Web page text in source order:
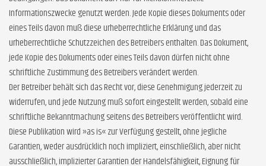
Informationszwecke genutzt werden. Jede Kopie dieses Dokuments oder
eines Teils davon muß diese urheberrechtliche Erklärung und das
urheberrechtliche Schutzzeichen des Betreibers enthalten. Das Dokument,
jede Kopie des Dokuments oder eines Teils davon dürfen nicht ohne
schriftliche Zustimmung des Betreibers verändert werden.
Der Betreiber behält sich das Recht vor, diese Genehmigung jederzeit zu
widerrufen, und jede Nutzung muß sofort eingestellt werden, sobald eine
schriftliche Bekanntmachung seitens des Betreibers veröffentlicht wird.
Diese Publikation wird »as is« zur Verfügung gestellt, ohne jegliche
Garantien, weder ausdrücklich noch impliziert, einschließlich, aber nicht
ausschließlich, implizierter Garantien der Handelsfähigkeit, Eignung für